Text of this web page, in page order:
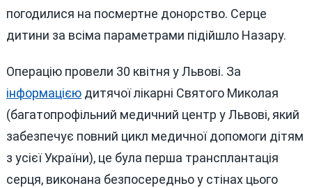
погодилися на посмертне донорство. Серце
дитини за всіма параметрами підійшло Назару.
Операцію провели 30 квітня у Львові. За
інформацієюдитячої лікарні Святого Миколая
(багатопрофільний медичний центр у Львові, який
забезпечує повний цикл медичної допомоги дітям
з усієї України), це була перша трансплантація
серця, виконана безпосередньо у стінах цього